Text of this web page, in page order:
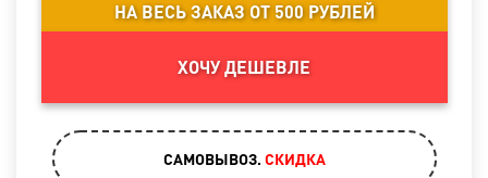
НА ВЕСЬ ЗАКАЗ ОТ 500 РУБЛЕЙ
ХОЧУ ДЕШЕВЛЕ
САМОВЫВОЗ. CКИДКА